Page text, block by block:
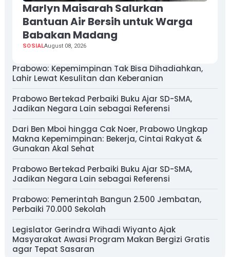
Marlyn Maisarah Salurkan
Bantuan Air Bersih untuk Warga
Babakan Madang
SOSIALAugust 08, 2026
Prabowo: Kepemimpinan Tak Bisa Dihadiahkan,
Lahir Lewat Kesulitan dan Keberanian
Prabowo Bertekad Perbaiki Buku Ajar SD-SMA,
Jadikan Negara Lain sebagai Referensi
Dari Ben Mboi hingga Cak Noer, Prabowo Ungkap
Makna Kepemimpinan: Bekerja, Cintai Rakyat &
Gunakan Akal Sehat
Prabowo Bertekad Perbaiki Buku Ajar SD-SMA,
Jadikan Negara Lain sebagai Referensi
Prabowo: Pemerintah Bangun 2.500 Jembatan,
Perbaiki 70.000 Sekolah
Legislator Gerindra Wihadi Wiyanto Ajak
Masyarakat Awasi Program Makan Bergizi Gratis
agar Tepat Sasaran